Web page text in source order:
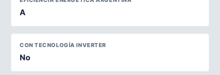
A
CON TECNOLOGÍA INVERTER
No